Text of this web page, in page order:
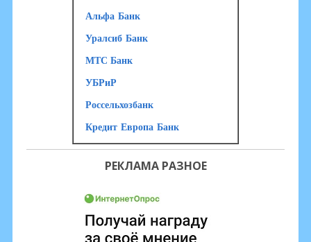
Альфа Банк
Уралсиб Банк
МТС Банк
УБРиР
Россельхозбанк
Кредит Европа Банк
РЕКЛАМА РАЗНОЕ